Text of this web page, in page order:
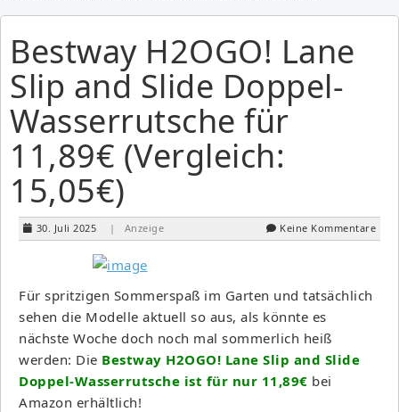
Bestway H2OGO! Lane
Slip and Slide Doppel-
Wasserrutsche für
11,89€ (Vergleich:
15,05€)
30. Juli 2025 | Anzeige Keine Kommentare
Für spritzigen Sommerspaß im Garten und tatsächlich
sehen die Modelle aktuell so aus, als könnte es
nächste Woche doch noch mal sommerlich heiß
werden: Die Bestway H2OGO! Lane Slip and Slide
Doppel-Wasserrutsche ist für nur 11,89€ bei
Amazon erhältlich!